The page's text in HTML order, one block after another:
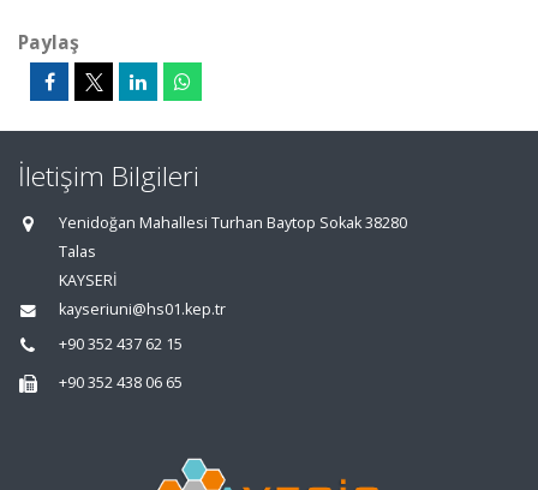
Paylaş
İletişim Bilgileri
Yenidoğan Mahallesi Turhan Baytop Sokak 38280
Talas
KAYSERİ
kayseriuni@hs01.kep.tr
+90 352 437 62 15
+90 352 438 06 65